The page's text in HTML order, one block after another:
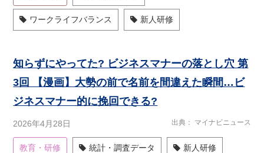
ワークライフバランス 新人研修
知らずにやってた? ビジネスマナーの落とし穴 第
3回 【漫画】大勢の前で名前を間違えた瞬間…ビ
ジネスマナー的に挽回できる?
2026年4月28日 出典 マイナビニュース
教育・研修 統計・調査データ 新人研修